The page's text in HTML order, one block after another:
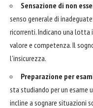
Sensazione di non
senso generale di
ricorrenti. Indicano una lotta
valore e competenza. Il
l'insicurezza.
Preparazione per
sta studiando per un esame
incline a sognare situazioni